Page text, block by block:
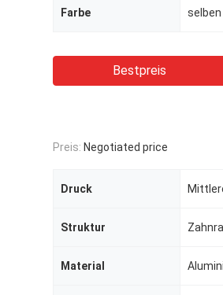
Farbe selben
Bestpreis
Preis: Negotiated price
Druck
Struktur
Material